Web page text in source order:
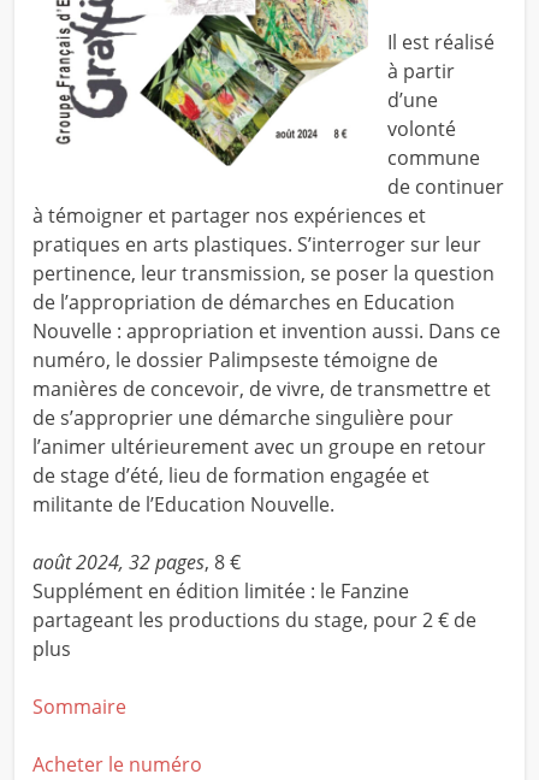
Il est réalisé
à partir
d’une
volonté
commune
de continuer
à témoigner et partager nos expériences et
pratiques en arts plastiques. S’interroger sur leur
pertinence, leur transmission, se poser la question
de l’appropriation de démarches en Education
Nouvelle : appropriation et invention aussi. Dans ce
numéro, le dossier Palimpseste témoigne de
manières de concevoir, de vivre, de transmettre et
de s’approprier une démarche singulière pour
l’animer ultérieurement avec un groupe en retour
de stage d’été, lieu de formation engagée et
militante de l’Education Nouvelle.
août 2024, 32 pages, 8 €
Supplément en édition limitée : le Fanzine
partageant les productions du stage, pour 2 € de
plus
Sommaire
Acheter le numéro